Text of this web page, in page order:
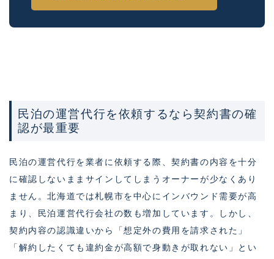
民泊の運営代行を依頼するなら契約書の確
認が最重要
民泊の運営代行を業者に依頼する際、契約書の内容を十分
に確認しないままサインしてしまうオーナーが少なくあり
ません。北海道では札幌市を中心にインバウンド需要が高
まり、民泊運営代行会社の数も増加しています。しかし、
契約内容の認識違いから「想定外の費用を請求された」
「解約したくても違約金が高額で身動きが取れない」とい